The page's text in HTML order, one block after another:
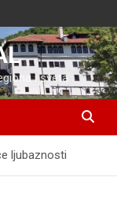
i sveta
ljubaznosti